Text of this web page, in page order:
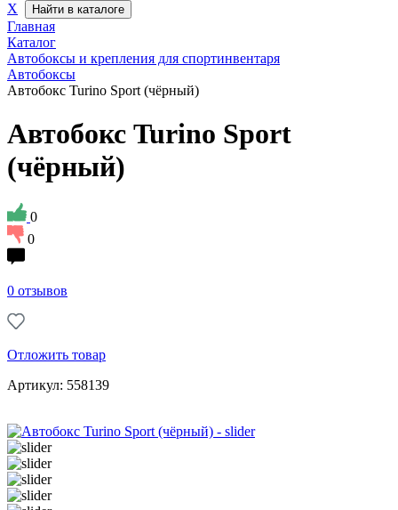
Х
Найти в каталоге
Главная
Каталог
Автобоксы и крепления для спортинвентаря
Автобоксы
Автобокс Turino Sport (чёрный)
Автобокс Turino Sport
(чёрный)
0
0
0 отзывов
Отложить товар
Артикул: 558139